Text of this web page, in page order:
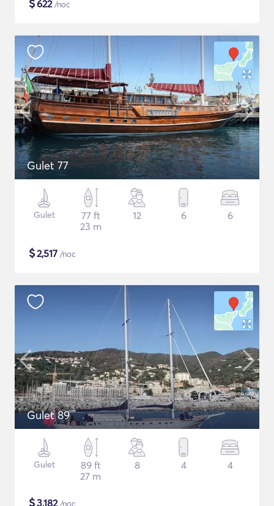
$622/noc
Gulet 77
Gulet
77 ft
23 m
12 6 6
$2,517 /noc
Gulet 89
Gulet
89 ft
27 m
8 4 4
$3,182/noc